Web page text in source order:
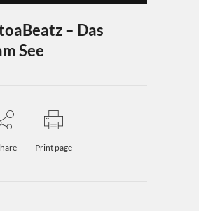
– Das
See
Print page